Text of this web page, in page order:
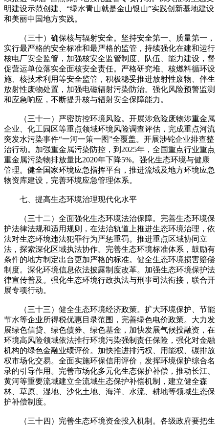
明建设示范创建、“绿水青山就是金山银山”实践创新基地建设
和美丽中国地方实践。
（三十）确保核与辐射安全。坚持安全第一、质量第一，
实行最严格的安全标准和最严格的监管，持续强化在建和运行
核电厂安全监管，加强核安全监管制度、队伍、能力建设，督
促营运单位落实全面核安全责任。严格研究堆、核燃料循环设
施、核技术利用等安全监管，积极稳妥推进放射性废物、伴生
放射性废物处置，加强电磁辐射污染防治。强化风险预警监测
和应急响应，不断提升核与辐射安全保障能力。
（三十一）严密防控环境风险。开展涉危险废物涉重金属
企业、化工园区等重点领域环境风险调查评估，完成重点河流
突发水污染事件“一河一策一图”全覆盖。开展涉铊企业排查整
治行动。加强重金属污染防控，到2025年，全国重点行业重点
重金属污染物排放量比2020年下降5%。强化生态环境与健康
管理。健全国家环境应急指挥平台，推进流域及地方环境应急
物资库建设，完善环境应急管理体系。
七、提高生态环境治理现代化水平
（三十二）全面强化生态环境法治保障。完善生态环境保
护法律法规和适用规则，在法治轨道上推进生态环境治理，依
法对生态环境违法犯罪行为严惩重罚。推进重点区域协同立
法，探索深化区域执法协作。完善生态环境标准体系，鼓励有
条件的地方制定出台更加严格的标准。健全生态环境损害赔偿
制度。深化环境信息依法披露制度改革。加强生态环境保护法
律宣传普及。强化生态环境行政执法与刑事司法衔接，联合开
展专项行动。
（三十三）健全生态环境经济政策。扩大环境保护、节能
节水等企业所得税优惠目录范围，完善绿色电价政策。大力发
展绿色信贷、绿色债券、绿色基金，加快发展气候投融资，在
环境高风险领域依法推行环境污染强制责任保险，强化对金融
机构的绿色金融业绩评价。加快推进排污权、用能权、碳排放
权市场化交易。全面实施环保信用评价，发挥环境保护综合名
录的引导作用。完善市场化多元化生态保护补偿，推动长江、
黄河等重要流域建立全流域生态保护补偿机制，建立健全森
林、草原、湿地、沙化土地、海洋、水流、耕地等领域生态保
护补偿制度。
（三十四）完善生态环境资金投入机制。各级政府要把生